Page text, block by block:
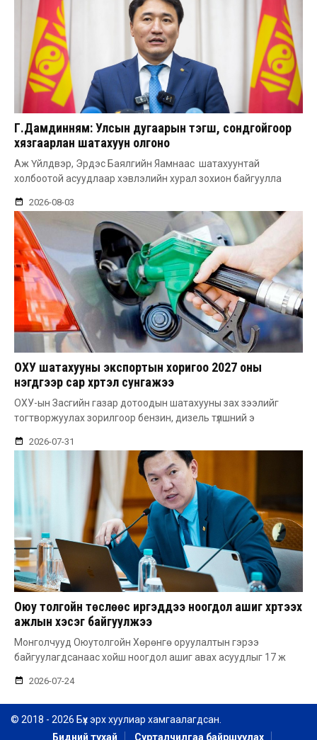
Г.Дамдинням: Улсын дугаарын тэгш, сондгойгоор
хязгаарлан шатахуун олгоно
Аж Үйлдвэр, Эрдэс Баялгийн Яамнаас шатахуунтай
холбоотой асуудлаар хэвлэлийн хурал зохион байгуулла
2026-08-03
ОХУ шатахууны экспортын хоригоо 2027 оны
нэгдүгээр сар хүртэл сунгажээ
ОХУ-ын Засгийн газар дотоодын шатахууны зах зээлийг
тогтворжуулах зорилгоор бензин, дизель түлшний э
2026-07-31
Оюу толгойн төслөөс иргэддээ ноогдол ашиг хүртээх
ажлын хэсэг байгуулжээ
Монголчууд Оюутолгойн Хөрөнгө оруулалтын гэрээ
байгуулагдсанаас хойш ноогдол ашиг авах асуудлыг 17 ж
2026-07-24
© 2018 - 2026 Бүх эрх хуулиар хамгаалагдсан.
Бидний тухай
Сурталчилгаа байршуулах